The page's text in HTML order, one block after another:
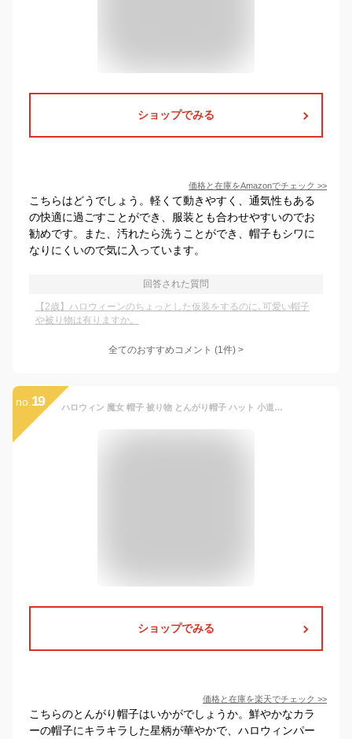
ショップでみる
価格と在庫をAmazonでチェック >>
こちらはどうでしょう。軽くて動きやすく、通気性もある
の快適に過ごすことができ、服装とも合わせやすいのでお
勧めです。また、汚れたら洗うことができ、帽子もシワに
なりにくいので気に入っています。
回答された質問
【2歳】ハロウィーンのちょっとした仮装をするのに､可愛い帽子
や被り物は有りますか。
全てのおすすめコメント (1件) >
no. 19 ハロウィン 魔女 帽子 被り物 とんがり帽子 ハット 小道具 ハロウィンコスプレ 小物 子供 大人用 無地 星柄 キッズ お化け ぼうし キャップ ヘッドアクセサリー 魔法使い 巫女 コスプレ衣装 変装グッズ ハロウィン仮装 ステージ コスチューム こすぷれキラキラ
ショップでみる
価格と在庫を楽天でチェック >>
こちらのとんがり帽子はいかがでしょうか。鮮やかなカラ
ーの帽子にキラキラした星柄が華やかで、ハロウィンパー